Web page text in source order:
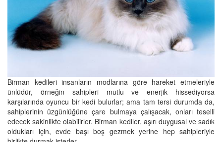
Birman kedileri insanların modlarına göre hareket etmeleriyle
ünlüdür, örneğin sahipleri mutlu ve enerjik hissediyorsa
karşılarında oyuncu bir kedi bulurlar; ama tam tersi durumda da,
sahiplerinin üzgünlüğüne çare bulmaya çalışacak, onları teselli
edecek sakinlikte olabilirler. Birman kediler, aşırı duygusal ve sadık
oldukları için, evde başı boş gezmek yerine hep sahipleriyle